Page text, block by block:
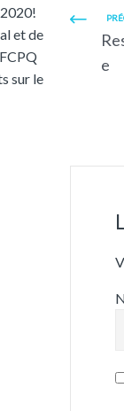
et de
sur le
e